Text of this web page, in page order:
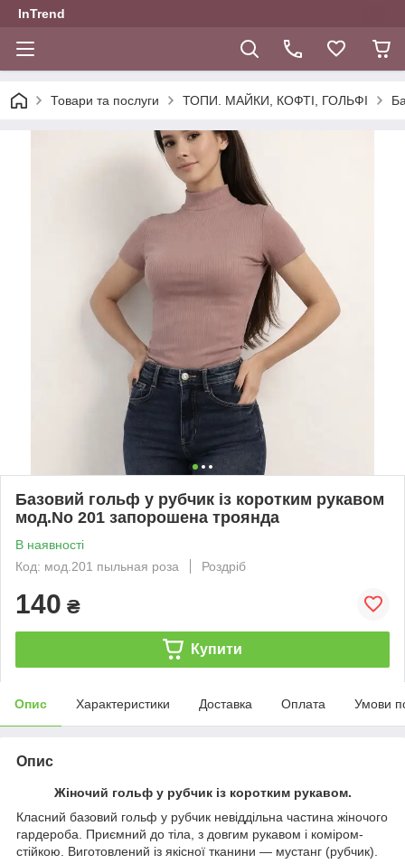
InTrend
Товари та послуги ТОПИ. МАЙКИ, КОФТІ, ГОЛЬФІ
Базовий гольф у рубчик із коротким рукавом
мод.No 201 запорошена троянда
В наявності
Код: мод.201 пыльная роза
Роздріб
140 ₴
Купити
Опис Характеристики Доставка Оплата Умови
Опис
Жіночий гольф у рубчик із коротким рукавом.
Класний базовий гольф у рубчик невіддільна частина жіночого
гардероба. Приємний до тіла, з довгим рукавом і коміром-
стійкою. Виготовлений із якісної тканини — мустанг (рубчик).